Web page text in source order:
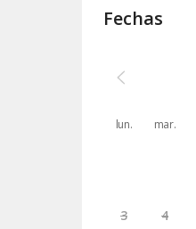
Fechas
lun. mar.
3 4